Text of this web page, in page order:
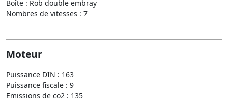
Boîte : Rob double embray
Nombres de vitesses : 7
Moteur
Puissance DIN : 163
Puissance fiscale : 9
Emissions de co2 : 135